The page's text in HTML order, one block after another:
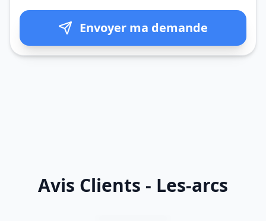
Envoyer ma demande
Avis Clients - Les-arcs